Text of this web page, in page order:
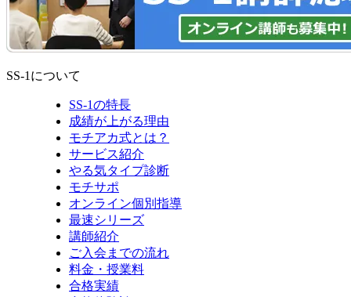
SS-1について
SS-1の特長
成績が上がる理由
モチアカ式とは？
サービス紹介
やる気タイプ診断
モチサポ
オンライン個別指導
最速シリーズ
講師紹介
ご入会までの流れ
料金・授業料
合格実績